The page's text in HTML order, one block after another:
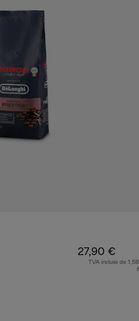
27,90 €
TVA incluse de